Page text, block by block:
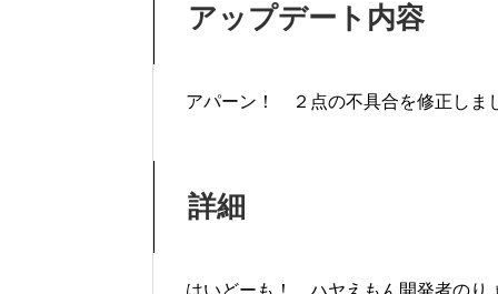
アップデート内容
アパーン！ ２点の不具合を修正しま
詳細